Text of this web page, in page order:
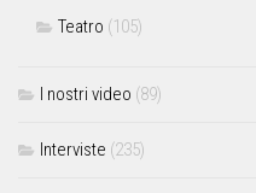
Teatro (105)
I nostri video (89)
Interviste (235)